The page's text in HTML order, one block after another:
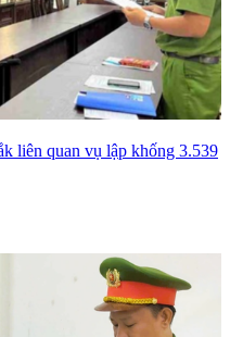
liên quan vụ lập khống 3.539